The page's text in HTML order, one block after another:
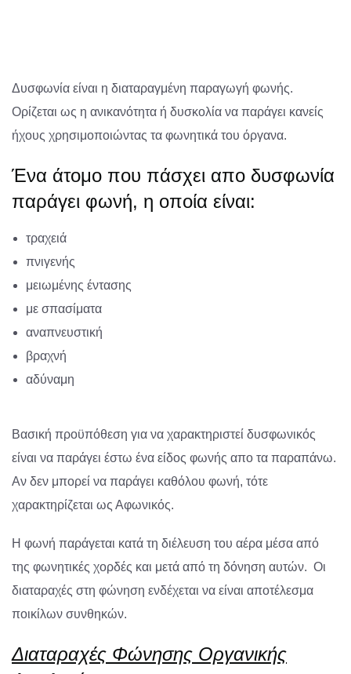
Δυσφωνία είναι η διαταραγμένη παραγωγή φωνής.
Ορίζεται ως η ανικανότητα ή δυσκολία να παράγει κανείς
ήχους χρησιμοποιώντας τα φωνητικά του όργανα.
Ένα άτομο που πάσχει απο δυσφωνία
παράγει φωνή, η οποία είναι:
τραχειά
πνιγενής
μειωμένης έντασης
με σπασίματα
αναπνευστική
βραχνή
αδύναμη
Βασική προϋπόθεση για να χαρακτηριστεί δυσφωνικός
είναι να παράγει έστω ένα είδος φωνής απο τα παραπάνω.
Αν δεν μπορεί να παράγει καθόλου φωνή, τότε
χαρακτηρίζεται ως Αφωνικός.
Η φωνή παράγεται κατά τη διέλευση του αέρα μέσα από
της φωνητικές χορδές και μετά από τη δόνηση αυτών. Οι
διαταραχές στη φώνηση ενδέχεται να είναι αποτέλεσμα
ποικίλων συνθηκών.
Διαταραχές Φώνησης Οργανικής